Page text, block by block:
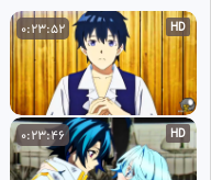
HD
0:23:52
HD
0:23:46